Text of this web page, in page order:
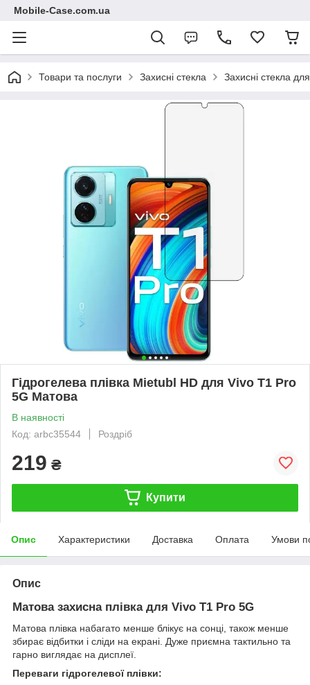
Mobile-Case.com.ua
Товари та послуги Захисні стекла Захисні стекла
Гідрогелева плівка Mietubl HD для Vivo T1 Pro
5G Матова
В наявності
Код: arbc35544
Роздріб
219 ₴
Купити
Опис Характеристики Доставка Оплата Умови
Опис
Матова захисна плівка для Vivo T1 Pro 5G
Матова плівка набагато менше блікує на сонці, також менше
збирає відбитки і сліди на екрані. Дуже приємна тактильно та
гарно виглядає на дисплеї.
Переваги гідрогелевої плівки: